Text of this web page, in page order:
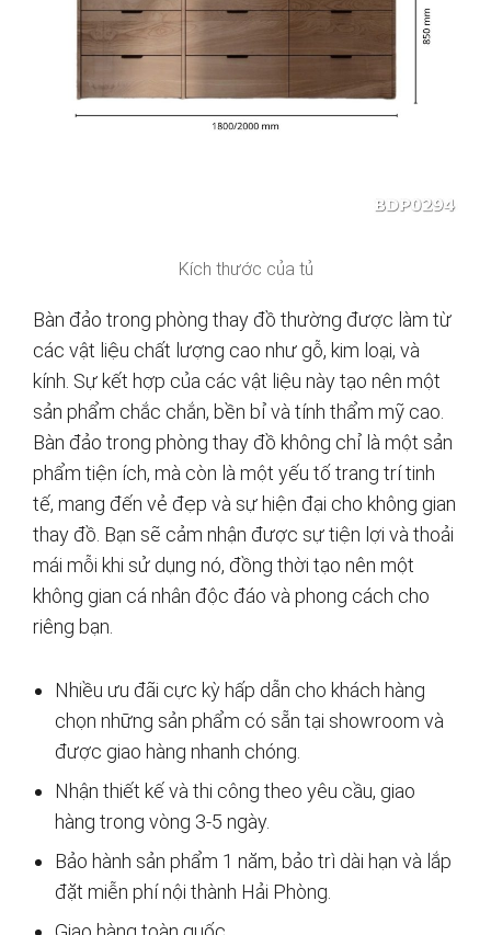
Kích thước của tủ
Bàn đảo trong phòng thay đồ thường được làm từ
các vật liệu chất lượng cao như gỗ, kim loại, và
kính. Sự kết hợp của các vật liệu này tạo nên một
sản phẩm chắc chắn, bền bỉ và tính thẩm mỹ cao.
Bàn đảo trong phòng thay đồ không chỉ là một sản
phẩm tiện ích, mà còn là một yếu tố trang trí tinh
tế, mang đến vẻ đẹp và sự hiện đại cho không gian
thay đồ. Bạn sẽ cảm nhận được sự tiện lợi và thoải
mái mỗi khi sử dụng nó, đồng thời tạo nên một
không gian cá nhân độc đáo và phong cách cho
riêng bạn.
Nhiều ưu đãi cực kỳ hấp dẫn cho khách hàng
chọn những sản phẩm có sẵn tại showroom và
được giao hàng nhanh chóng.
Nhận thiết kế và thi công theo yêu cầu, giao
hàng trong vòng 3-5 ngày.
Bảo hành sản phẩm 1 năm, bảo trì dài hạn và lắp
đặt miễn phí nội thành Hải Phòng.